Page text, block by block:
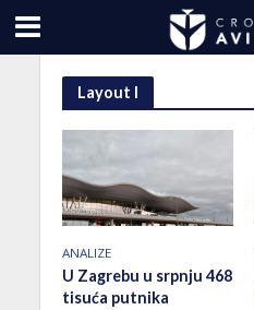
Layout I
ANALIZE
U Zagrebu u srpnju 468
tisuća putnika